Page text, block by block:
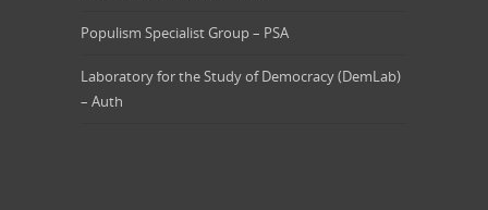
Populism Specialist Group – PSA
Laboratory for the Study of Democracy (DemLab)
– Auth